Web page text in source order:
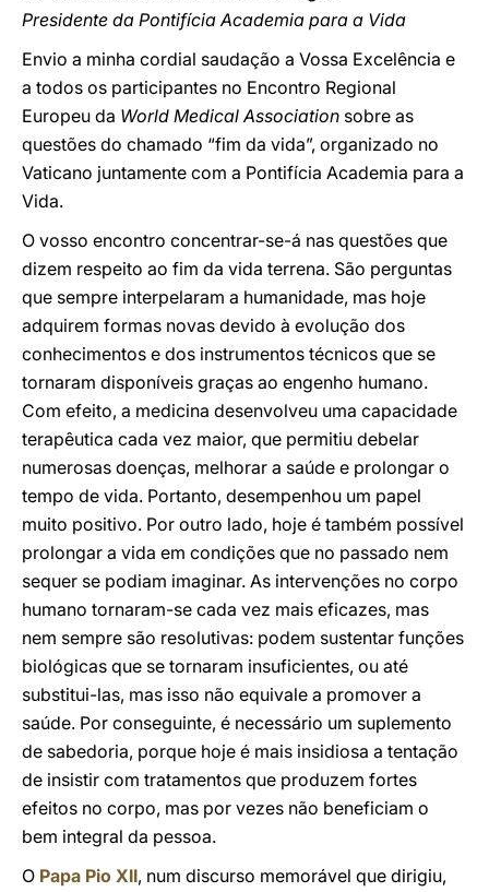
Presidente da Pontifícia Academia para a Vida
Envio a minha cordial saudação a Vossa Excelência e
a todos os participantes no Encontro Regional
Europeu da World Medical Association sobre as
questões do chamado “fim da vida”, organizado no
Vaticano juntamente com a Pontifícia Academia para a
Vida.
O vosso encontro concentrar-se-á nas questões que
dizem respeito ao fim da vida terrena. São perguntas
que sempre interpelaram a humanidade, mas hoje
adquirem formas novas devido à evolução dos
conhecimentos e dos instrumentos técnicos que se
tornaram disponíveis graças ao engenho humano.
Com efeito, a medicina desenvolveu uma capacidade
terapêutica cada vez maior, que permitiu debelar
numerosas doenças, melhorar a saúde e prolongar o
tempo de vida. Portanto, desempenhou um papel
muito positivo. Por outro lado, hoje é também possível
prolongar a vida em condições que no passado nem
sequer se podiam imaginar. As intervenções no corpo
humano tornaram-se cada vez mais eficazes, mas
nem sempre são resolutivas: podem sustentar funções
biológicas que se tornaram insuficientes, ou até
substitui-las, mas isso não equivale a promover a
saúde. Por conseguinte, é necessário um suplemento
de sabedoria, porque hoje é mais insidiosa a tentação
de insistir com tratamentos que produzem fortes
efeitos no corpo, mas por vezes não beneficiam o
bem integral da pessoa.
O Papa Pio XII, num discurso memorável que dirigiu,